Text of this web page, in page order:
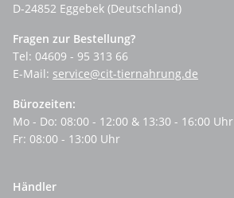
D-24852 Eggebek (Deutschland)
Fragen zur Bestellung?
Tel: 04609 - 95 313 66
E-Mail: service@cit-tiernahrung.de
Bürozeiten:
Mo - Do: 08:00 - 12:00 & 13:30 - 16:00 Uhr
Fr: 08:00 - 13:00 Uhr
Händler